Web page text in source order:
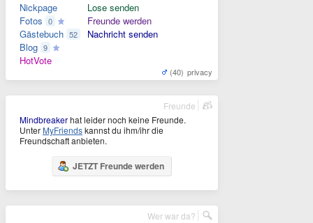
Nickpage
Fotos 0
Gästebuch 52
Blog 9
HotVote
Lose senden
Freunde werden
Nachricht senden
(40) privacy
Mindbreakerhat leider noch keine Freunde.
Unter MyFriendskannst du ihm/ihr die
Freundschaft anbieten.
JETZT Freunde werden
Freunde
Wer war da?